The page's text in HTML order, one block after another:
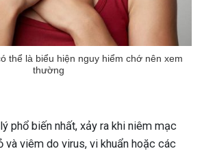
thể là biểu hiện nguy hiểm chớ nên xem
thường
phổ biến nhất, xảy ra khi niêm mạc
và viêm do virus, vi khuẩn hoặc các